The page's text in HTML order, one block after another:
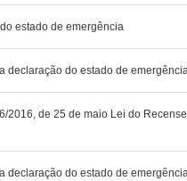
estado de emergência
declaração do estado de
2016, de 25 de maio Lei do
declaração do estado de